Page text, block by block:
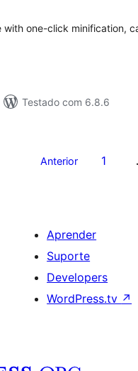
one-click minification,
Testado com 6.8.6
Anterior 1
Aprender
Suporte
Developers
WordPress.tv ↗